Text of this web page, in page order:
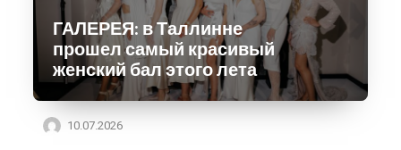
ГАЛЕРЕЯ: в Таллинне
прошел самый красивый
женский бал этого лета
10.07.2026